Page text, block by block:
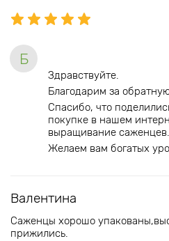
Б
Здравствуйте.
Благодарим за
Спасибо, что
покупке в нашем
выращивание саженцев.
Желаем вам богатых
Валентина
Саженцы хорошо
прижились.